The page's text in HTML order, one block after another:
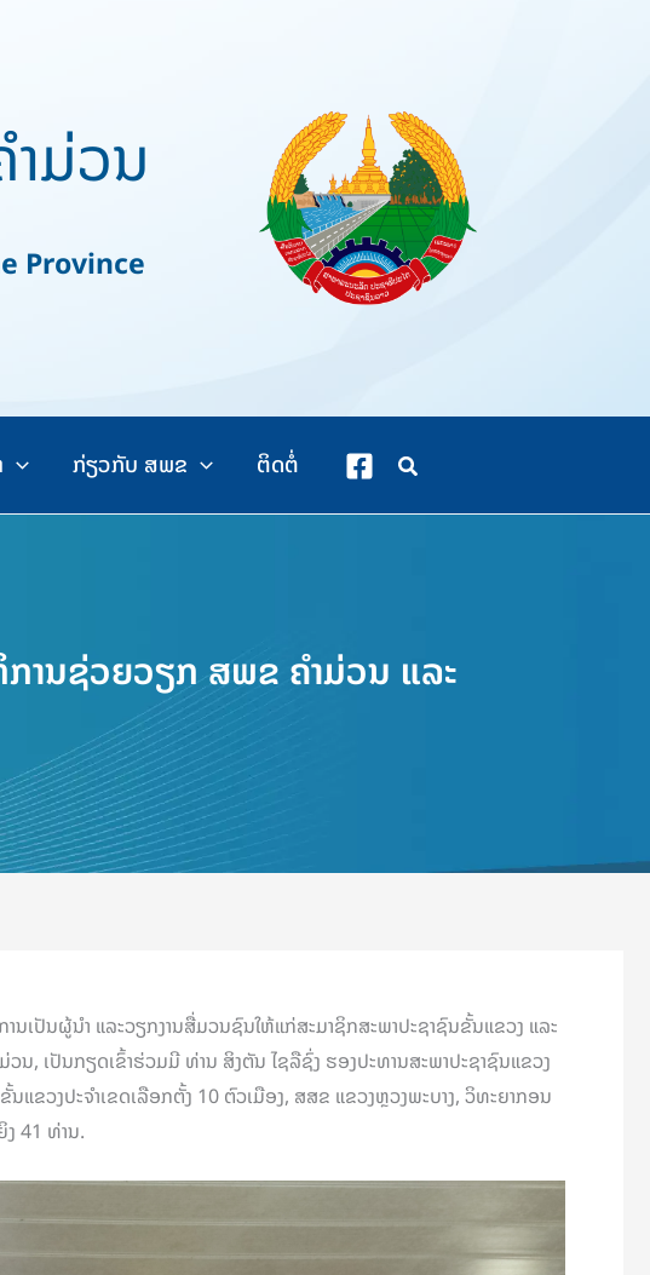
ມ່ວນ
Province
ກ່ຽວກັບ ສພຂ ຕິດຕໍ່
ານຊ່ວຍວຽກ ສພຂ ຄຳມ່ວນ ແລະ
ເປັນຜູ້ນຳ ແລະວຽກງານສື່ມວນຊົນໃຫ້ແກ່ສະມາຊິກສະພາປະຊາຊົນຂັ້ນແຂວງ ແລະ
ນ, ເປັນກຽດເຂົ້າຮ່ວມມີ ທ່ານ ສິງຕັນ ໄຊລືຊົ່ງ ຮອງປະທານສະພາປະຊາຊົນແຂວງ
ແຂວງປະຈໍາເຂດເລືອກຕັ້ງ 10 ຕົວເມືອງ, ສສຂ ແຂວງຫຼວງພະບາງ, ວິທະຍາກອນ
41 ທ່ານ.